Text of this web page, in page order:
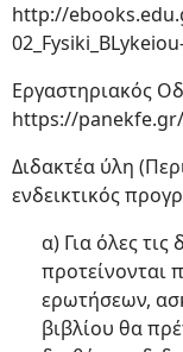
http://
Εργαστηριακός
https://
Διδακτέα ύλη
ενδεικτικός
α) Για όλες τις
προτείνονται
ερωτήσεων,
βιβλίου θα